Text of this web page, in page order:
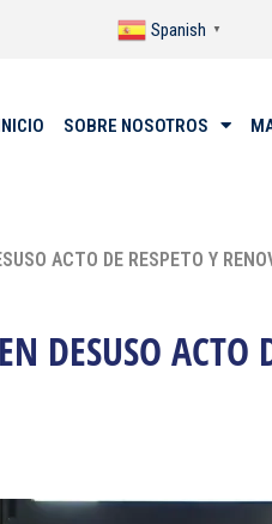
Spanish ▼
SOBRE NOSOTROS
ACTO DE RESPETO Y
DESUSO ACTO